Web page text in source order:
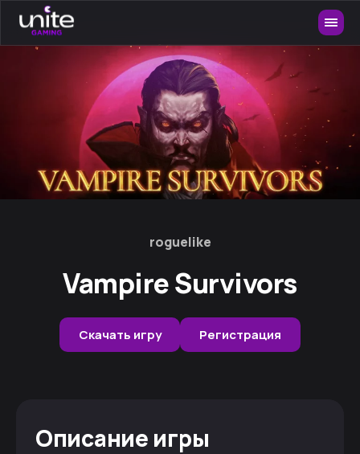
roguelike
Vampire Survivors
Скачать игру Регистрация
Описание игры